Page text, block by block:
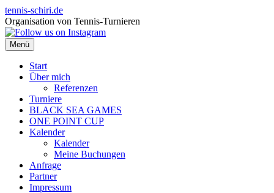
Zum
Inhalt
springen
tennis-schiri.de
Organisation von Tennis-Turnieren
Menü
Start
Über mich
Referenzen
Turniere
BLACK SEA GAMES
ONE POINT CUP
Kalender
Kalender
Meine Buchungen
Anfrage
Partner
Impressum